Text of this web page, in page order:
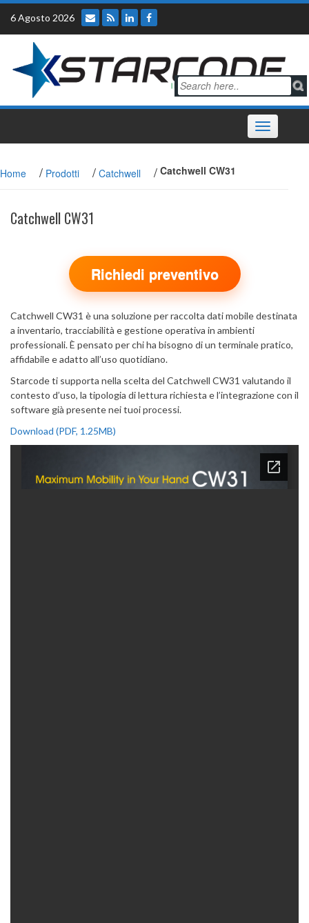
Skip
content
6 Agosto 2026
Toggle
navigation
Home / Prodotti / Catchwell / Catchwell CW31
Catchwell CW31
Richiedi preventivo
Catchwell CW31 è una soluzione per raccolta dati mobile destinata
a inventario, tracciabilità e gestione operativa in ambienti
professionali. È pensato per chi ha bisogno di un terminale pratico,
affidabile e adatto all’uso quotidiano.
Starcode ti supporta nella scelta del Catchwell CW31 valutando il
contesto d’uso, la tipologia di lettura richiesta e l’integrazione con il
software già presente nei tuoi processi.
Download (PDF, 1.25MB)